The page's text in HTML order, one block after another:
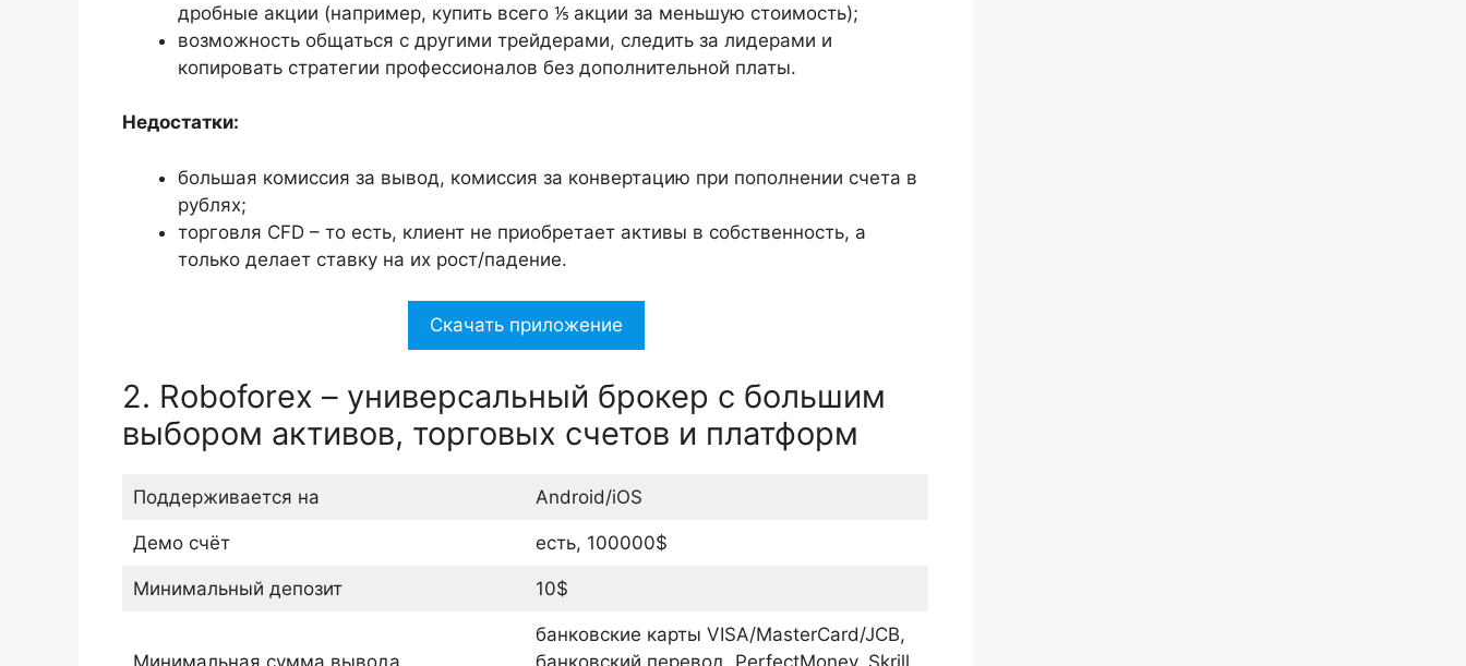
дробные акции (например, купить всего ⅕ акции за меньшую стоимость);
возможность общаться с другими трейдерами, следить за лидерами и
копировать стратегии профессионалов без дополнительной платы.
Недостатки:
большая комиссия за вывод, комиссия за конвертацию при пополнении счета в
рублях;
торговля CFD – то есть, клиент не приобретает активы в собственность, а
только делает ставку на их рост/падение.
Скачать приложение
2. Roboforex – универсальный брокер с большим
выбором активов, торговых счетов и платформ
Поддерживается на Android/iOS
Демо счёт есть, 100000$
Минимальный депозит 10$
Минимальная сумма вывода
банковские карты VISA/MasterCard/JCB,
банковский перевод, PerfectMoney, Skrill,